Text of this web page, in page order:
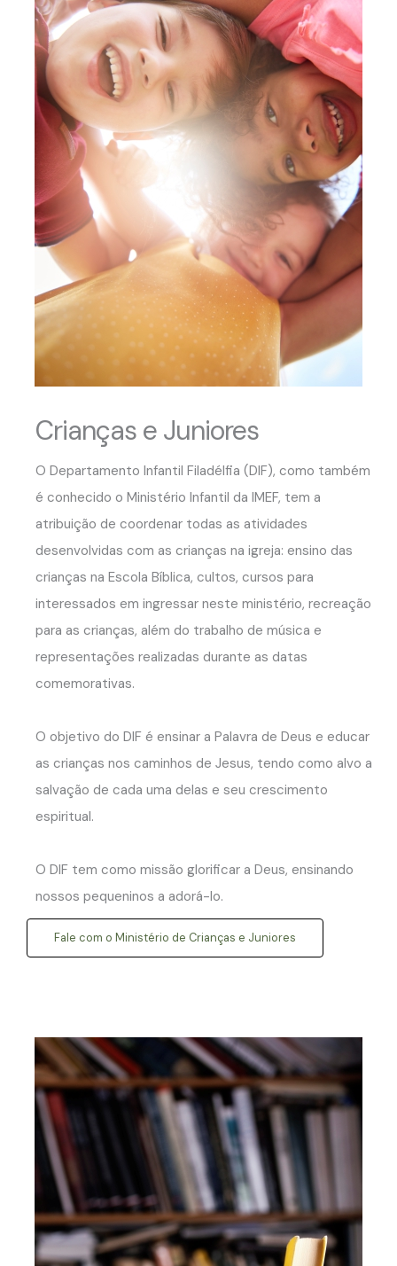
Crianças e Juniores
O Departamento Infantil Filadélfia (DIF), como também
é conhecido o Ministério Infantil da IMEF, tem a
atribuição de coordenar todas as atividades
desenvolvidas com as crianças na igreja: ensino das
crianças na Escola Bíblica, cultos, cursos para
interessados em ingressar neste ministério, recreação
para as crianças, além do trabalho de música e
representações realizadas durante as datas
comemorativas.
O objetivo do DIF é ensinar a Palavra de Deus e educar
as crianças nos caminhos de Jesus, tendo como alvo a
salvação de cada uma delas e seu crescimento
espiritual.
O DIF tem como missão glorificar a Deus, ensinando
nossos pequeninos a adorá-lo.
Fale com o Ministério de Crianças e Juniores